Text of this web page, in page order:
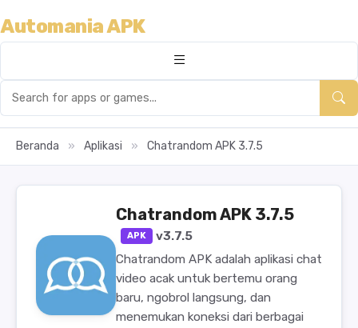
Automania APK
Beranda » Aplikasi » Chatrandom APK 3.7.5
Chatrandom APK 3.7.5
APK
v3.7.5
Chatrandom APK adalah aplikasi chat
video acak untuk bertemu orang
baru, ngobrol langsung, dan
menemukan koneksi dari berbagai